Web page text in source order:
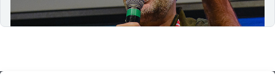
tecnologias para tornar a web mais…